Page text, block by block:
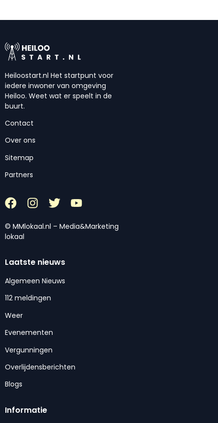
Heiloostart.nl Het startpunt voor
iedere inwoner van omgeving
Heiloo. Weet wat er speelt in de
buurt.
Contact
Over ons
Sitemap
Partners
© MMlokaal.nl – Media&Marketing
lokaal
Laatste nieuws
Algemeen Nieuws
112 meldingen
Weer
Evenementen
Vergunningen
Overlijdensberichten
Blogs
Informatie